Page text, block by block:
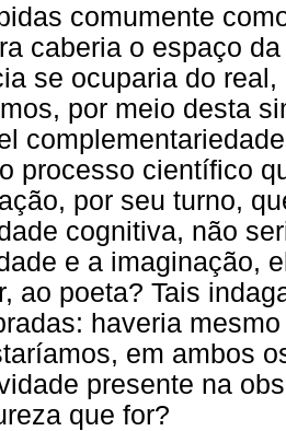
comumente
caberia o espaço
se ocuparia do
por meio desta
processo científico
por seu turno,
cognitiva, não
e a imaginação,
ao poeta? Tais
haveria
em ambos
presente na
que for?